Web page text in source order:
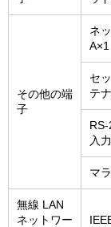
その他の端
子
ネ
A×1
セ
テ
入
マ
無線 LAN
ネットワー